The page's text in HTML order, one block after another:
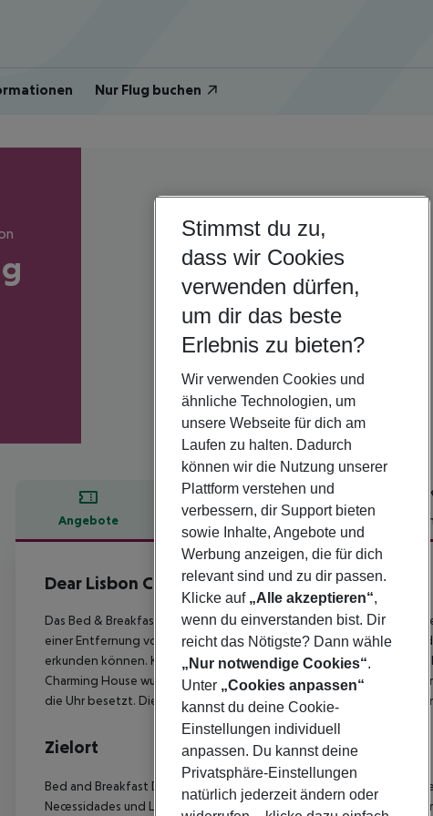
Nur Flug buchen
Angebote Hotelbeschreibung
Hotelbeschreibung
Dear Lisbon Charming House
3
Das Bed & Breakfast liegt 3 km vom Stadtzentrum entfernt und
einer Entfernung von 300 m können die Besucher Anbindungen
erkunden können. Kunden können den Flughafen in 12 km
Charming House wurde 2016 renoviert. Ein Wi-Fi-Internetzugang
die Uhr besetzt. Die Kunden sind in der umweltfreundlichen
Zielort
Bed and Breakfast Dear Lisbon - Charming House ist im lebhaften
Necessidades und Lapa Quarter gelegen. Das Hotel ist in einem
Stimmst du zu,
dass wir Cookies
verwenden dürfen,
um dir das beste
Erlebnis zu bieten?
Wir verwenden Cookies und
ähnliche Technologien, um
unsere Webseite für dich am
Laufen zu halten. Dadurch
können wir die Nutzung unserer
Plattform verstehen und
verbessern, dir Support bieten
sowie Inhalte, Angebote und
Werbung anzeigen, die für dich
relevant sind und zu dir passen.
Klicke auf „Alle akzeptieren“,
wenn du einverstanden bist. Dir
reicht das Nötigste? Dann wähle
„Nur notwendige Cookies“.
Unter „Cookies anpassen“
kannst du deine Cookie-
Einstellungen individuell
anpassen. Du kannst deine
Privatsphäre-Einstellungen
natürlich jederzeit ändern oder